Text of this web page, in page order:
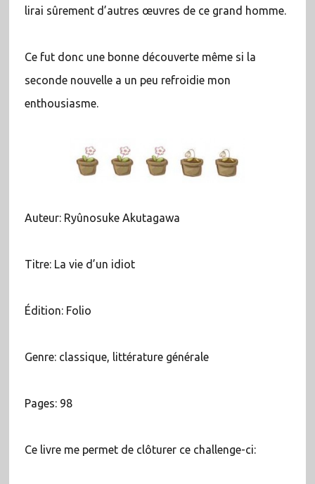
lirai sûrement d’autres œuvres de ce grand homme.
Ce fut donc une bonne découverte même si la
seconde nouvelle a un peu refroidie mon
enthousiasme.
Auteur: Ryûnosuke Akutagawa
Titre: La vie d’un idiot
Édition: Folio
Genre: classique, littérature générale
Pages: 98
Ce livre me permet de clôturer ce challenge-ci: